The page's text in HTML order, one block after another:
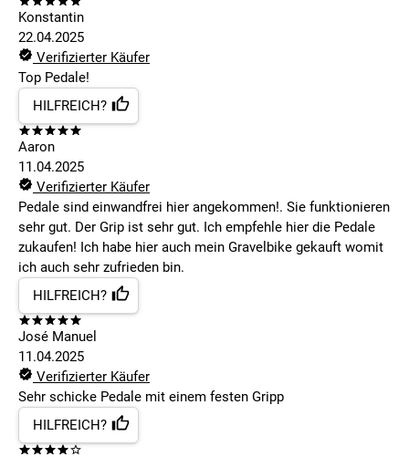
Konstantin
22.04.2025
Verifizierter Käufer
Top Pedale!
HILFREICH?
Aaron
11.04.2025
Verifizierter Käufer
Pedale sind einwandfrei hier angekommen!. Sie funktionieren
sehr gut. Der Grip ist sehr gut. Ich empfehle hier die Pedale
zukaufen! Ich habe hier auch mein Gravelbike gekauft womit
ich auch sehr zufrieden bin.
HILFREICH?
José Manuel
11.04.2025
Verifizierter Käufer
Sehr schicke Pedale mit einem festen Gripp
HILFREICH?